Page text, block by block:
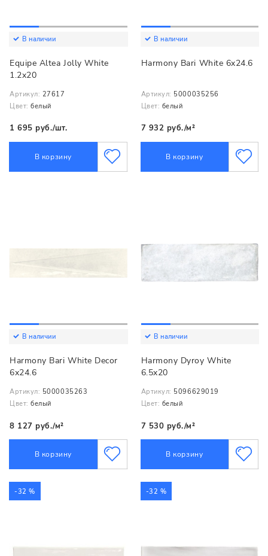
В наличии
Equipe Altea Jolly White
1.2x20
Артикул: 27617
Цвет: белый
1 695 руб./шт.
В корзину
В наличии
Harmony Bari White 6x24.6
Артикул: 5000035256
Цвет: белый
7 932 руб./м²
В корзину
В наличии
Harmony Bari White Decor
6x24.6
Артикул: 5000035263
Цвет: белый
8 127 руб./м²
В корзину
В наличии
Harmony Dyroy White
6.5x20
Артикул: 5096629019
Цвет: белый
7 530 руб./м²
В корзину
-32 % -32 %